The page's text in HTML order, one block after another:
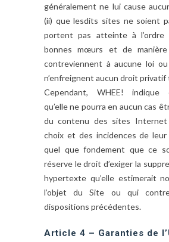
généralement ne lui cause
(ii) que lesdits sites ne soient
portent pas atteinte à
bonnes mœurs et de
contreviennent à aucune loi
n’enfreignent aucun droit privatif
Cependant, WHEE! indique
qu’elle ne pourra en aucun cas
du contenu des sites
choix et des incidences de
quel que fondement que ce
réserve le droit d’exiger la
hypertexte qu’elle estimerait
l’objet du Site ou qui
dispositions précédentes.
Article 4 – Garanties de